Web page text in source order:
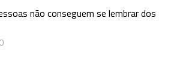
não conseguem se lembrar dos